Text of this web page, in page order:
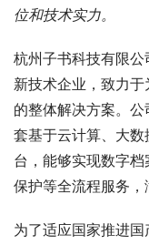
位和技术实力。
杭州子书科技有限
新技术企业，致力
的整体解决方案。
套基于云计算、大
台，能够实现数字档
保护等全流程服务，
为了适应国家推进